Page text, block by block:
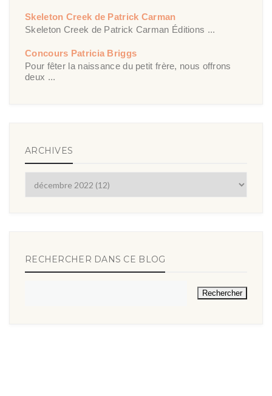
Skeleton Creek de Patrick Carman
Skeleton Creek de Patrick Carman Éditions ...
Concours Patricia Briggs
Pour fêter la naissance du petit frère, nous offrons
deux ...
ARCHIVES
RECHERCHER DANS CE BLOG